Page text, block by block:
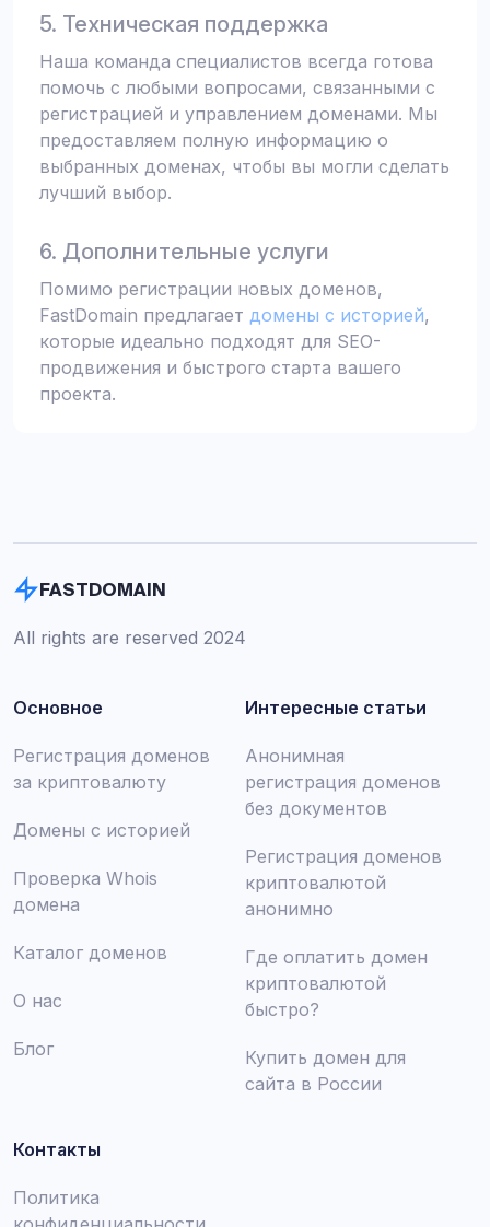
5. Техническая поддержка
Наша команда специалистов всегда готова
помочь с любыми вопросами, связанными с
регистрацией и управлением доменами. Мы
предоставляем полную информацию о
выбранных доменах, чтобы вы могли сделать
лучший выбор.
6. Дополнительные услуги
Помимо регистрации новых доменов,
FastDomain предлагает домены с историей,
которые идеально подходят для SEO-
продвижения и быстрого старта вашего
проекта.
FASTDOMAIN
All rights are reserved 2024
Основное
Регистрация доменов
за криптовалюту
Домены с историей
Проверка Whois
домена
Каталог доменов
О нас
Блог
Интересные статьи
Анонимная
регистрация доменов
без документов
Регистрация доменов
криптовалютой
анонимно
Где оплатить домен
криптовалютой
быстро?
Купить домен для
сайта в России
Контакты
Политика